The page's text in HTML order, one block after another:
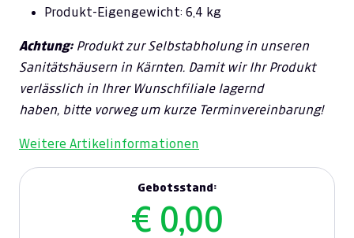
Produkt-Eigengewicht: 6,4 kg
Achtung: Produkt zur Selbstabholung in unseren
Sanitätshäusern in Kärnten. Damit wir Ihr Produkt
verlässlich in Ihrer Wunschfiliale lagernd
haben, bitte vorweg um kurze Terminvereinbarung!
Weitere Artikelinformationen
Gebotsstand:
€ 0,00